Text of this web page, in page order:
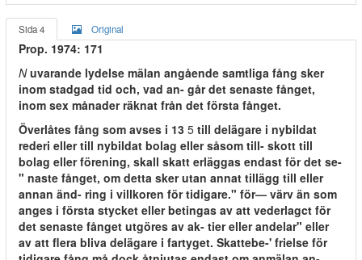
Sida 4 Original
Prop. 1974: 171
Nuvarande lydelse mälan angående samtliga fång sker
inom stadgad tid och, vad an- går det senaste fånget,
inom sex månader räknat från det första fånget.
Överlåtes fång som avses i 13 5 till delägare i nybildat
rederi eller till nybildat bolag eller såsom till- skott till
bolag eller förening, skall skatt erläggas endast för det se-
" naste fånget, om detta sker utan annat tillägg till eller
annan änd- ring i villkoren för tidigare." för— värv än som
anges i första stycket eller betingas av att vederlagct för
det senaste fånget utgöres av ak- tier eller andelar" eller
av att flera bliva delägare i fartyget. Skattebe-' frielse för